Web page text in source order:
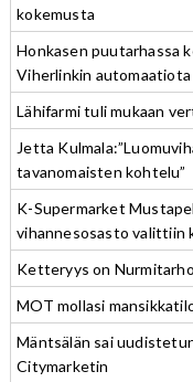
kokemusta
Honkasen puutarhassa
Viherlinkin automaatiota
Lähifarmi tuli mukaan
Jetta
tavanomaisten kohtelu”
K-Supermarket
vihannesosasto valittiin
Ketteryys on
MOT mollasi
Mäntsälän sai
Citymarketin